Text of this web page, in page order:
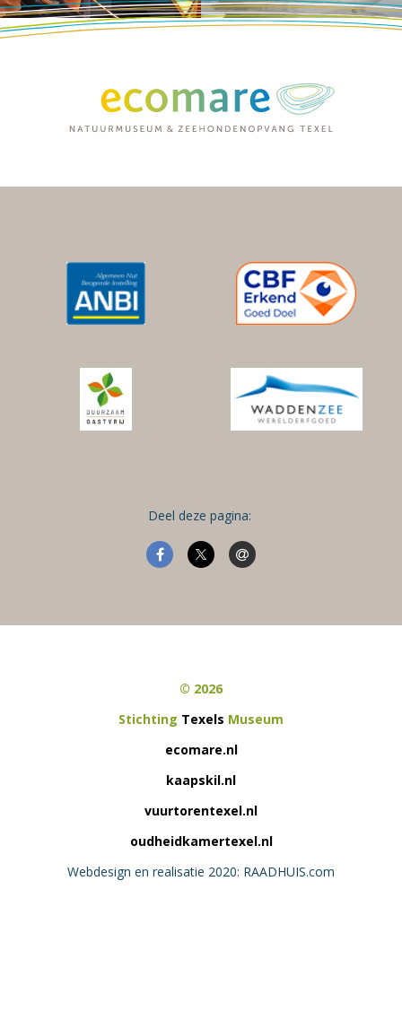
Deel deze pagina:
© 2026
Stichting Texels Museum
ecomare.nl
kaapskil.nl
vuurtorentexel.nl
oudheidkamertexel.nl
Webdesign en realisatie 2020: RAADHUIS.com